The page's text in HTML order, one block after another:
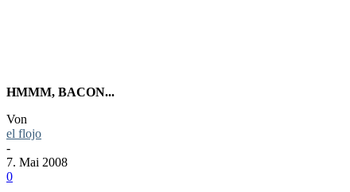
HMMM, BACON...
Von
el flojo
-
7. Mai 2008
0